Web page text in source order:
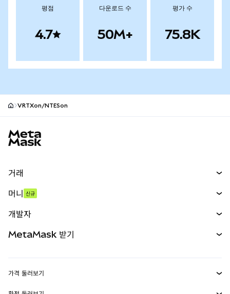
평점
4.7
다운로드 수
50M+
평가 수
75.8K
VRTXon/NTESon
거래
무기한 선물
실물자산
머니 신규
개발자
MetaMask 받기
가격 둘러보기